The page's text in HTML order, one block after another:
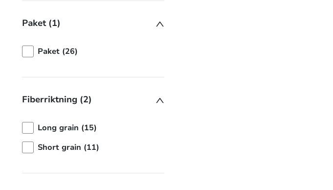
Paket (1)
Paket (26)
Fiberriktning (2)
Long grain (15)
Short grain (11)